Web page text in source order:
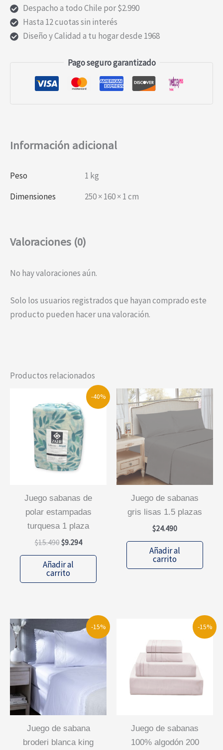
1,5P
cantidad
Despacho a todo Chile por $2.990
Hasta 12 cuotas sin interés
Diseño y Calidad a tu hogar desde 1968
Pago seguro garantizado
Información adicional
Peso
1 kg
Dimensiones
250 × 160 × 1 cm
Valoraciones (0)
No hay valoraciones aún.
Solo los usuarios registrados que hayan comprado este
producto pueden hacer una valoración.
Productos relacionados
-40%
juego sabanas de
polar estampadas
turquesa 1 plaza
$15.490El
original
era:
$9.294El
actual
$9.294.
Añadir al
carrito
juego de sabanas
gris lisas 1.5 plazas
$24.490
Añadir al
carrito
-15%
juego de sabana
broderi blanca king
-15%
juego de sabanas
100% algodón 200